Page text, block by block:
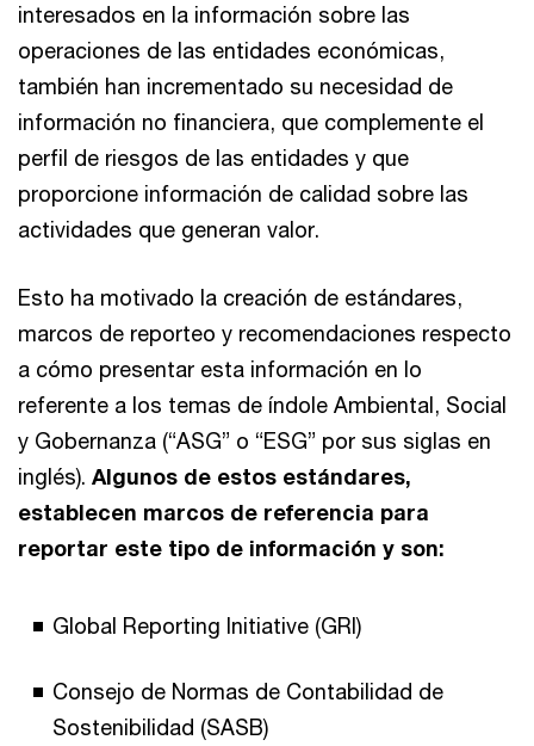
interesados en la información sobre las
operaciones de las entidades económicas,
también han incrementado su necesidad de
información no financiera, que complemente el
perfil de riesgos de las entidades y que
proporcione información de calidad sobre las
actividades que generan valor.
Esto ha motivado la creación de estándares,
marcos de reporteo y recomendaciones respecto
a cómo presentar esta información en lo
referente a los temas de índole Ambiental, Social
y Gobernanza (“ASG” o “ESG” por sus siglas en
inglés). Algunos de estos estándares,
establecen marcos de referencia para
reportar este tipo de información y son:
Global Reporting Initiative (GRI)
Consejo de Normas de Contabilidad de
Sostenibilidad (SASB)